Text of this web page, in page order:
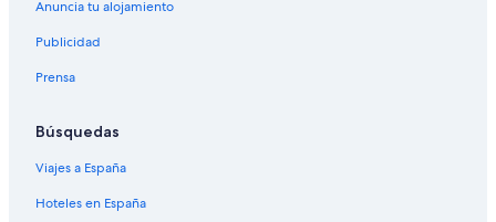
Anuncia tu alojamiento
Publicidad
Prensa
Búsquedas
Viajes a España
Hoteles en España